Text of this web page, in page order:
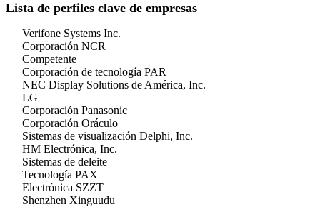
Lista de perfiles clave de empresas
Verifone Systems Inc.
Corporación NCR
Competente
Corporación de tecnología PAR
NEC Display Solutions de América, Inc.
LG
Corporación Panasonic
Corporación Oráculo
Sistemas de visualización Delphi, Inc.
HM Electrónica, Inc.
Sistemas de deleite
Tecnología PAX
Electrónica SZZT
Shenzhen Xinguudu